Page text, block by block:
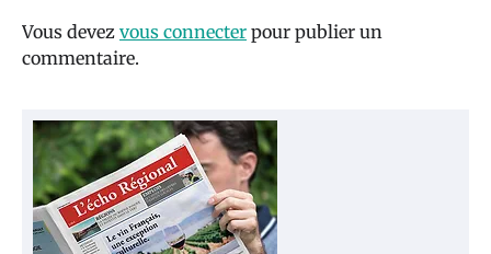
Vous devez vous connecter pour publier un
commentaire.